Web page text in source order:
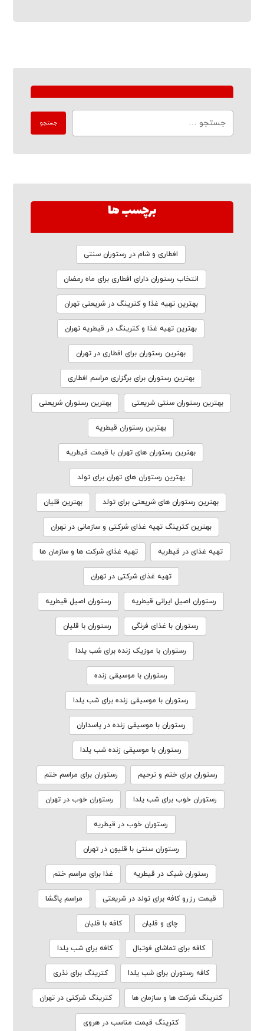
برچسب ها
افطاری و شام در رستوران سنتی
انتخاب رستوران دارای افطاری برای ماه رمضان
بهترین تهیه غذا و کترینگ در شریعتی تهران
بهترین تهیه غذا و کترینگ در قیطریه تهران
بهترین رستوران برای افطاری در تهران
بهترین رستوران برای برگزاری مراسم افطاری
بهترین رستوران سنتی شریعتی بهترین رستوران شریعتی
بهترین رستوران قیطریه
بهترین رستوران های تهران با قیمت قیطریه
بهترین رستوران های تهران برای تولد
بهترین رستوران های شریعتی برای تولد بهترین قلیان
بهترین کترینگ تهیه غذای شرکتی و سازمانی در تهران
تهیه غذای در قیطریه تهیه غذای شرکت ها و سازمان ها
تهیه غذای شرکتی در تهران
رستوران اصیل ایرانی قیطریه رستوران اصیل قیطریه
رستوران با غذای فرنگی رستوران با قلیان
رستوران با موزیک زنده برای شب یلدا
رستوران با موسیقی زنده
رستوران با موسیقی زنده برای شب یلدا
رستوران با موسیقی زنده در پاسداران
رستوران با موسیقی زنده شب یلدا
رستوران برای ختم و ترحیم رستوران برای مراسم ختم
رستوران خوب برای شب یلدا رستوران خوب در تهران
رستوران خوب در قیطریه
رستوران سنتی با قلیون در تهران
رستوران شیک در قیطریه غذا برای مراسم ختم
قیمت رزرو کافه برای تولد در شریعتی مراسم پاگشا
چای و قلیان کافه با قلیان
کافه برای تماشای فوتبال کافه برای شب یلدا
کافه رستوران برای شب یلدا کترینگ برای نذری
کترینگ شرکت ها و سازمان ها کترینگ شرکتی در تهران
کترینگ قیمت مناسب در هروی